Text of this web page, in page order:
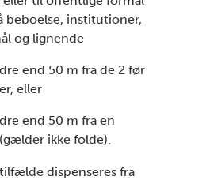
beboelse, institutioner,
og lignende
end 50 m fra de 2 før
eller
end 50 m fra en
ikke folde).
dispenseres fra